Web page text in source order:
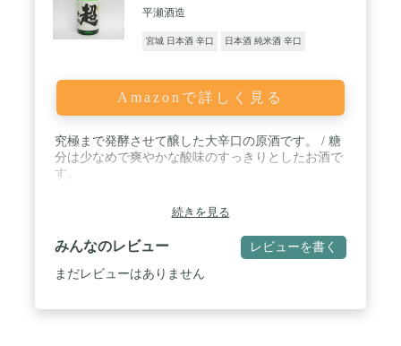
平瀬酒造
宮城 日本酒 辛口 日本酒 純米酒 辛口
Amazonで詳しく見る
究極まで発酵させて醸した大辛口の原酒です。 / 糖
分は少なめで爽やかな酸味のすっきりとしたお酒で
す。
続きを見る
みんなのレビュー レビューを書く
まだレビューはありません